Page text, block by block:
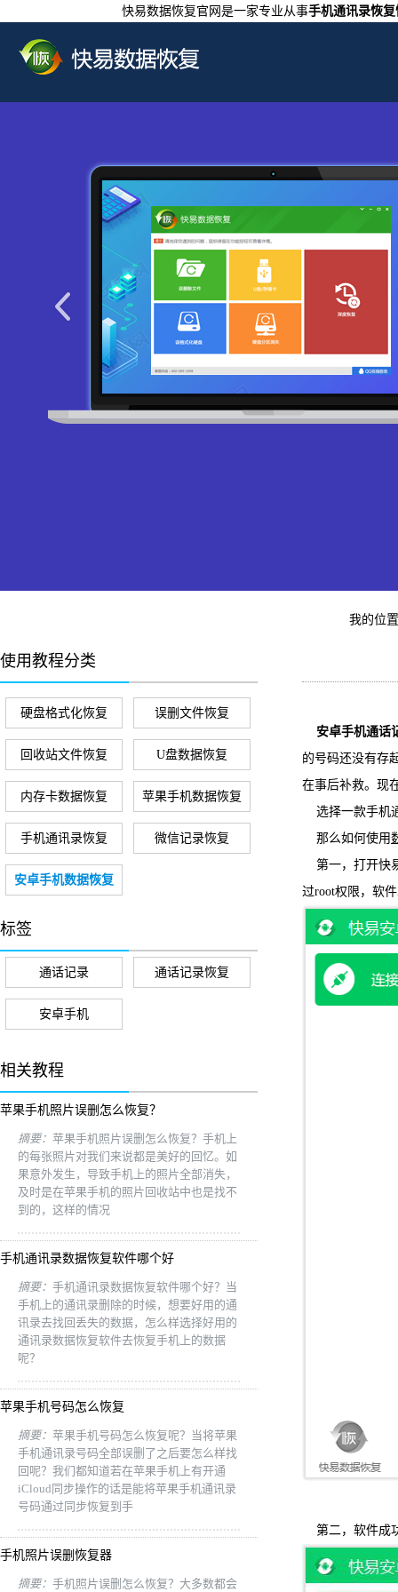
快易数据恢复官网是一家专业从事手机通讯录恢
我的位
使用教程分类
硬盘格式化恢复 误删文件恢复
回收站文件恢复 U盘数据恢复
内存卡数据恢复 苹果手机数据恢复
手机通讯录恢复 微信记录恢复
安卓手机数据恢复
标签
通话记录 通话记录恢复
安卓手机
相关教程
苹果手机照片误删怎么恢复？
摘要： 苹果手机照片误删怎么恢复？手机上
的每张照片对我们来说都是美好的回忆。如
果意外发生，导致手机上的照片全部消失，
及时是在苹果手机的照片回收站中也是找不
到的，这样的情况
手机通讯录数据恢复软件哪个好
摘要： 手机通讯录数据恢复软件哪个好？当
手机上的通讯录删除的时候，想要好用的通
讯录去找回丢失的数据，怎么样选择好用的
通讯录数据恢复软件去恢复手机上的数据
呢？
苹果手机号码怎么恢复
摘要： 苹果手机号码怎么恢复呢？当将苹果
手机通讯录号码全部误删了之后要怎么样找
回呢？我们都知道若在苹果手机上有开通
iCloud同步操作的话是能将苹果手机通讯录
号码通过同步恢复到手
手机照片误删恢复器
摘要： 手机照片误删怎么恢复？大多数都会
安卓手机通话
的号码还没有存
在事后补救。现
选择一款手机
那么如何使用
第一，打开快
过root权限，软
第二，软件成